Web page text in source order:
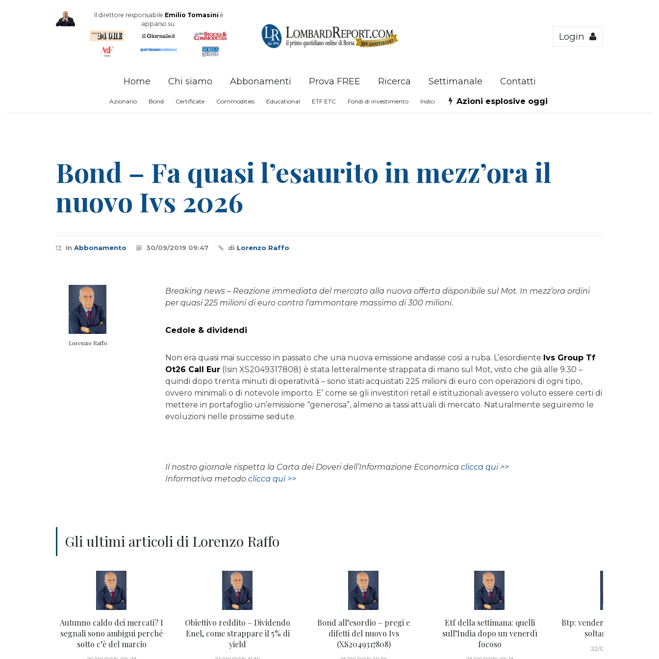
Il direttore responsabile Emilio Tomasini è
apparso su:
Login
Home Chi siamo Abbonamenti Prova FREE Ricerca Settimanale Contatti
Azionario Bond Certificate Commodities Educational ETF ETC Fondi di investimento Indici Azioni esplosive oggi
Bond – Fa quasi l’esaurito in mezz’ora il
nuovo Ivs 2026
In Abbonamento 30/09/2019 09:47 di Lorenzo Raffo
Breaking news – Reazione immediata del mercato alla nuova offerta disponibile sul Mot. In mezz’ora ordini
per quasi 225 milioni di euro contro l’ammontare massimo di 300 milioni.
Cedole & dividendi
Non era quasi mai successo in passato che una nuova emissione andasse così a ruba. L’esordiente Ivs Group Tf
Ot26 Call Eur (Isin XS2049317808) è stata letteralmente strappata di mano sul Mot, visto che già alle 9.30 –
quindi dopo trenta minuti di operatività – sono stati acquistati 225 milioni di euro con operazioni di ogni tipo,
ovvero minimali o di notevole importo. E’ come se gli investitori retail e istituzionali avessero voluto essere certi di
mettere in portafoglio un’emissione “generosa”, almeno ai tassi attuali di mercato. Naturalmente seguiremo le
evoluzioni nelle prossime sedute.
Il nostro giornale rispetta la Carta dei Doveri dell’Informazione Economicaclicca qui >>
Informativa metodoclicca qui >>
Lorenzo Raffo
Gli ultimi articoli di Lorenzo Raffo
Autunno caldo dei mercati? I
segnali sono ambigui perché
sotto c’è del marcio
Obiettivo reddito – Dividendo
Enel, come strappare il 5% di
yield
Bond all’esordio – pregi e
difetti del nuovo Ivs
(XS2049317808)
Etf della settimana: quelli
sull’India dopo un venerdì
focoso
Btp: vendere, comprare o
soltanto trading?
22/09/2019 08:01